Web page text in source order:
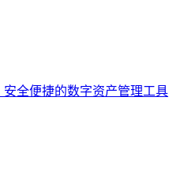
全便捷的数字资产管理工具